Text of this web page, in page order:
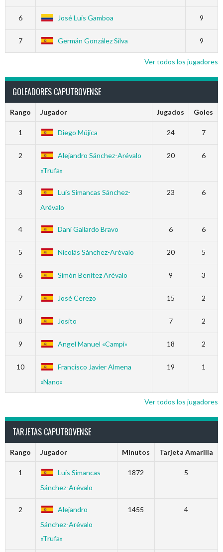
6 José Luis Gamboa 9
7 Germán González Silva 9
Ver todos los jugadores
GOLEADORES CAPUTBOVENSE
Rango Jugador Jugados Goles
1 Diego Mújica 24 7
2
Alejandro Sánchez-Arévalo
«Trufa»
20 6
3
Luis Simancas Sánchez-
Arévalo
23 6
4 Dani Gallardo Bravo 6 6
5 Nicolás Sánchez-Arévalo 20 5
6 Simón Benítez Arévalo 9 3
7 José Cerezo 15 2
8 Josito 7 2
9 Angel Manuel «Campi» 18 2
10
Francisco Javier Almena
«Nano»
19 1
Ver todos los jugadores
TARJETAS CAPUTBOVENSE
Rango Jugador Minutos Tarjeta Amarilla
1
Luis Simancas
Sánchez-Arévalo
1872 5
2
Alejandro
Sánchez-Arévalo
«Trufa»
1455 4